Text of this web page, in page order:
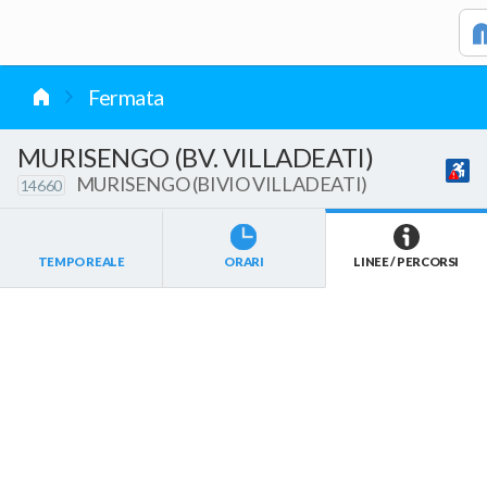
Fermata
MURISENGO (BV. VILLADEATI)
14660 MURISENGO (BIVIO VILLADEATI)
TEMPO REALE ORARI LINEE / PERCORSI